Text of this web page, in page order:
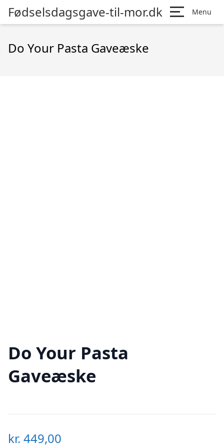
Fødselsdagsgave-til-mor.dk Menu
Do Your Pasta Gaveæske
Do Your Pasta
Gaveæske
kr. 449,00